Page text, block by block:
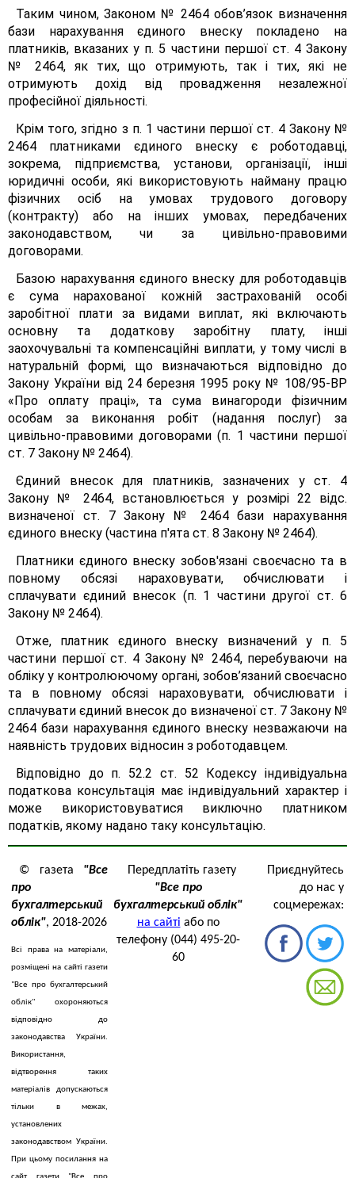
Таким чином, Законом № 2464 обов’язок визначення
бази нарахування єдиного внеску покладено на
платників, вказаних у п. 5 частини першої ст. 4 Закону
№ 2464, як тих, що отримують, так і тих, які не
отримують дохід від провадження незалежної
професійної діяльності.
Крім того, згідно з п. 1 частини першої ст. 4 Закону №
2464 платниками єдиного внеску є роботодавці,
зокрема, підприємства, установи, організації, інші
юридичні особи, які використовують найману працю
фізичних осіб на умовах трудового договору
(контракту) або на інших умовах, передбачених
законодавством, чи за цивільно-правовими
договорами.
Базою нарахування єдиного внеску для роботодавців
є сума нарахованої кожній застрахованій особі
заробітної плати за видами виплат, які включають
основну та додаткову заробітну плату, інші
заохочувальні та компенсаційні виплати, у тому числі в
натуральній формі, що визначаються відповідно до
Закону України від 24 березня 1995 року № 108/95-ВР
«Про оплату праці», та сума винагороди фізичним
особам за виконання робіт (надання послуг) за
цивільно-правовими договорами (п. 1 частини першої
ст. 7 Закону № 2464).
Єдиний внесок для платників, зазначених у ст. 4
Закону № 2464, встановлюється у розмірі 22 відс.
визначеної ст. 7 Закону № 2464 бази нарахування
єдиного внеску (частина п'ята ст. 8 Закону № 2464).
Платники єдиного внеску зобов'язані своєчасно та в
повному обсязі нараховувати, обчислювати і
сплачувати єдиний внесок (п. 1 частини другої ст. 6
Закону № 2464).
Отже, платник єдиного внеску визначений у п. 5
частини першої ст. 4 Закону № 2464, перебуваючи на
обліку у контролюючому органі, зобов’язаний своєчасно
та в повному обсязі нараховувати, обчислювати і
сплачувати єдиний внесок до визначеної ст. 7 Закону №
2464 бази нарахування єдиного внеску незважаючи на
наявність трудових відносин з роботодавцем.
Відповідно до п. 52.2 ст. 52 Кодексу індивідуальна
податкова консультація має індивідуальний характер і
може використовуватися виключно платником
податків, якому надано таку консультацію.
© газета "Все
про
бухгалтерський
облік", 2018-2026
Всі права на матеріали,
розміщені на сайті газети
"Все про бухгалтерський
облік" охороняються
відповідно до
законодавства України.
Використання,
відтворення таких
матеріалів допускаються
тільки в межах,
установлених
законодавством України.
При цьому посилання на
Передплатіть газету
"Все про
бухгалтерський облік"
на сайті або по
телефону (044) 495-20-
60
Приєднуйтесь
до нас у
соцмережах: